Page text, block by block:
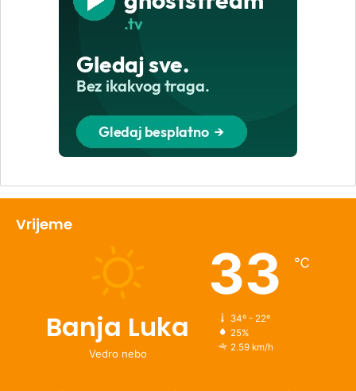
Vrijeme
Banja Luka
Vedro nebo
33 ℃
34º - 22º
25%
2.59 km/h